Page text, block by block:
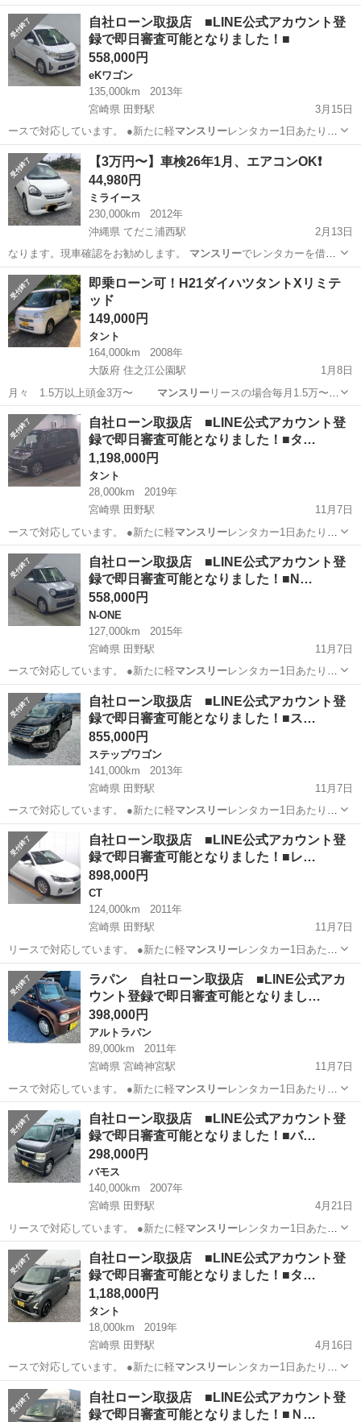
🌸🌸…
福岡 福岡市 エッセ 廃車
自社ローン取扱店 ■LINE公式アカウント登
録で即日審査可能となりました！■
558,000円
eKワゴン
135,000km
2013年
宮崎県 田野駅
3月15日
ースで対応しています。 ●新たに軽マンスリーレンタカー1日あたり
1,100円で対…
宮崎 宮崎市 田野駅 eKワゴン 自社
【3万円〜】車検26年1月、エアコンOK❗️
44,980円
ミライース
230,000km
2012年
沖縄県 てだこ浦西駅
2月13日
なります。現車確認をお勧めします。 マンスリーでレンタカーを借り
ても月3万程度かか…
沖縄 名護市 てだこ浦西駅 ミライース マンスリー
即乗ローン可！H21ダイハツタントXリミテ
ッド
149,000円
タント
164,000km
2008年
大阪府 住之江公園駅
1月8日
月々 1.5万以上頭金3万〜 マンスリーリースの場合毎月1.5万〜で
す。 …
大阪 大阪市 住之江公園駅 タント ダイハツタント
自社ローン取扱店 ■LINE公式アカウント登
録で即日審査可能となりました！■タ…
1,198,000円
タント
28,000km
2019年
宮崎県 田野駅
11月7日
ースで対応しています。 ●新たに軽マンスリーレンタカー1日あたり
1,100円で対…
宮崎 宮崎市 田野駅 タント
自社ローン取扱店 ■LINE公式アカウント登
録で即日審査可能となりました！■N…
558,000円
N-ONE
127,000km
2015年
宮崎県 田野駅
11月7日
ースで対応しています。 ●新たに軽マンスリーレンタカー1日あたり
1,100円で対…
宮崎 宮崎市 田野駅 N-ONE
自社ローン取扱店 ■LINE公式アカウント登
録で即日審査可能となりました！■ス…
855,000円
ステップワゴン
141,000km
2013年
宮崎県 田野駅
11月7日
ースで対応しています。 ●新たに軽マンスリーレンタカー1日あたり
1,100円で対…
宮崎 田野駅 ステップワゴン
自社ローン取扱店 ■LINE公式アカウント登
録で即日審査可能となりました！■レ…
898,000円
CT
124,000km
2011年
宮崎県 田野駅
11月7日
リースで対応しています。 ●新たに軽マンスリーレンタカー1日あたり
1,100円で対…
宮崎 宮崎市 田野駅 CT 自社
ラパン 自社ローン取扱店 ■LINE公式アカ
ウント登録で即日審査可能となりまし…
398,000円
アルトラパン
89,000km
2011年
宮崎県 宮崎神宮駅
11月7日
ースで対応しています。 ●新たに軽マンスリーレンタカー1日あたり
1,100円で対…
宮崎 宮崎市 宮崎神宮駅 アルトラパン 自社
自社ローン取扱店 ■LINE公式アカウント登
録で即日審査可能となりました！■バ…
298,000円
バモス
140,000km
2007年
宮崎県 田野駅
4月21日
リースで対応しています。 ●新たに軽マンスリーレンタカー1日あたり
1,100円で対…
宮崎 田野駅 バモス
自社ローン取扱店 ■LINE公式アカウント登
録で即日審査可能となりました！■タ…
1,188,000円
タント
18,000km
2019年
宮崎県 田野駅
4月16日
ースで対応しています。 ●新たに軽マンスリーレンタカー1日あたり
1,100円で対…
宮崎 宮崎市 田野駅 タント
自社ローン取扱店 ■LINE公式アカウント登
録で即日審査可能となりました！■Ｎ…